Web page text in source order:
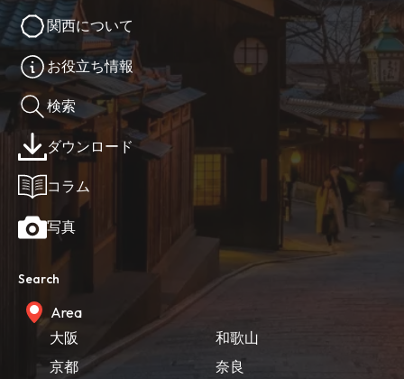
関西について
お役立ち情報
検索
ダウンロード
コラム
写真
Search
Area
大阪
京都
和歌山
奈良